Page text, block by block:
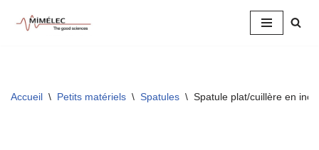
Accueil \ Petits matériels \ Spatules \ Spatule plat/cuillère en